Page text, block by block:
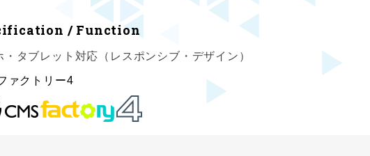
/ Function
・タブレット対応（レスポンシブ・デザイン）
ァクトリー4